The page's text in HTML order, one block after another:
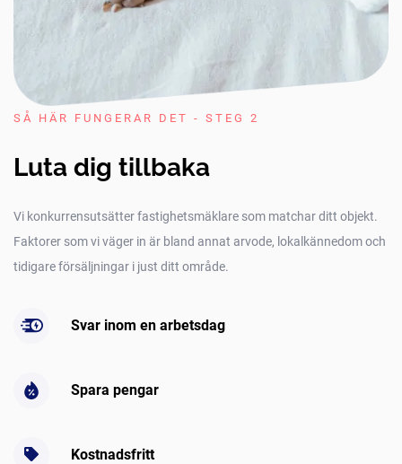
SÅ HÄR FUNGERAR DET - STEG 2
Luta dig tillbaka
Vi konkurrensutsätter fastighetsmäklare som matchar ditt objekt.
Faktorer som vi väger in är bland annat arvode, lokalkännedom och
tidigare försäljningar i just ditt område.
Svar inom en arbetsdag
Spara pengar
Kostnadsfritt